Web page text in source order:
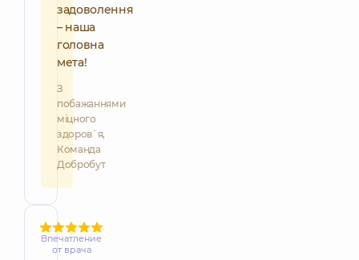
задоволення
– наша
головна
мета!
З
побажаннями
міцного
здоров`я,
Команда
Добробут
Впечатление
от врача